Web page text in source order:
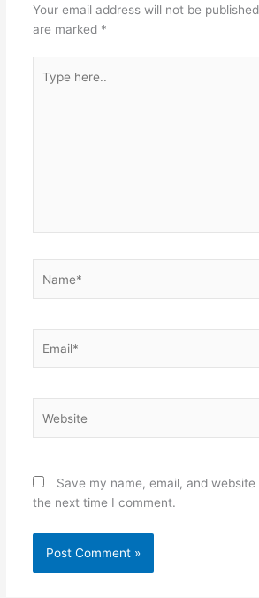
Your email address will not be
are marked *
here..
Save my name, email, and
the next time I comment.